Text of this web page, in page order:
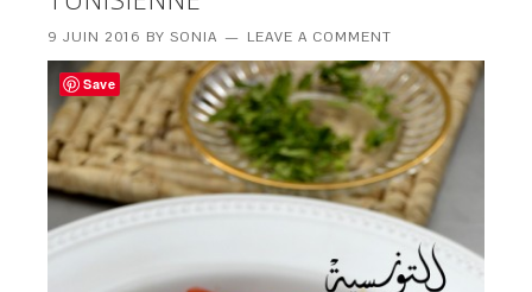
9 JUIN 2016 BYSONIA LEAVE A COMMENT
Save